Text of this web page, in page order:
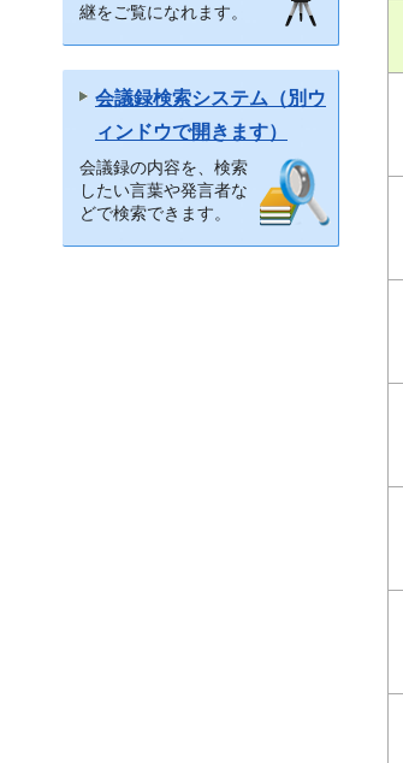
継をご覧になれます。
会議録検索システム（別ウ
ィンドウで開きます）
会議録の内容を、検索
したい言葉や発言者な
どで検索できます。